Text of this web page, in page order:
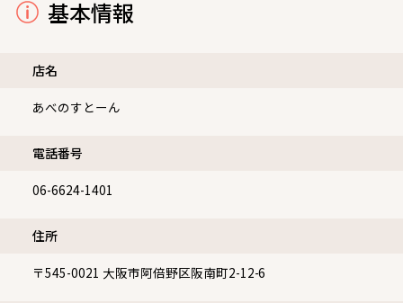
選んでくれる」「大きなものは博物館級」といった声をた
る隠れ家的空間として皆様から高い評価をいただいており
ます。
基本情報
店名
あべのすとーん
電話番号
06-6624-1401
住所
〒545-0021 大阪市阿倍野区阪南町2-12-6